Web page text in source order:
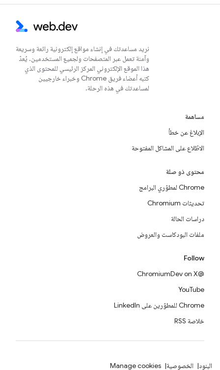
نريد مساعدتك في إنشاء مواقع إلكترونية رائعة وسريعة
وآمنة تعمل عبر المتصفحات ولجميع المستخدمين. يُعدّ
هذا الموقع الإلكتروني المركز الرئيسي للمحتوى الذي
كتبه أعضاء فريق Chrome وخبراء خارجيين
لمساعدتك في هذه الرحلة.
مساهمة
الإبلاغ عن خطأ
الاطّلاع على المشاكل المفتوحة
محتوى ذو صلة
Chrome لمطوّري البرامج
تحديثات Chromium
دراسات الحالة
ملفات البودكاست والعروض
Follow
@ChromiumDev on X
YouTube
Chrome للمطوّرين على LinkedIn
خلاصة RSS
البنود الخصوصية Manage cookies